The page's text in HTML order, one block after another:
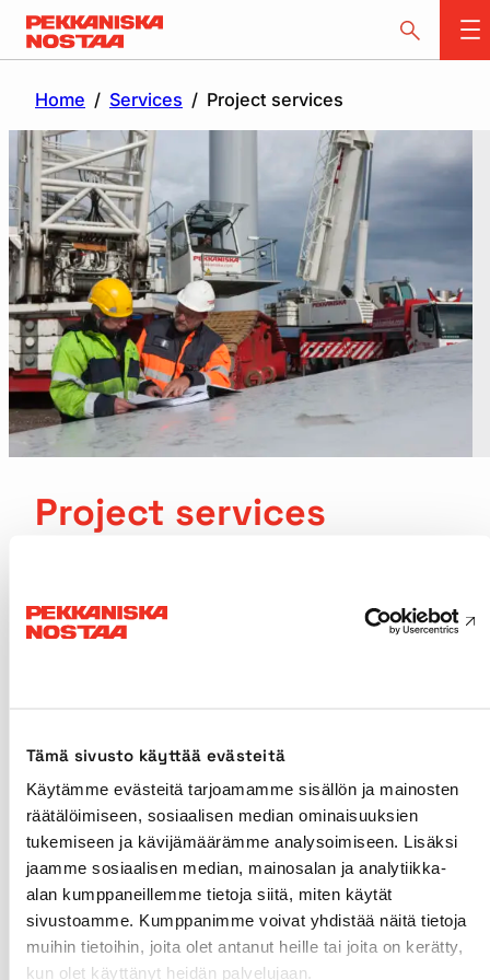
Tämä sivusto käyttää evästeitä
Käytämme evästeitä tarjoamamme sisällön ja mainosten
räätälöimiseen, sosiaalisen median ominaisuuksien
tukemiseen ja kävijämäärämme analysoimiseen. Lisäksi
jaamme sosiaalisen median, mainosalan ja analytiikka-
alan kumppaneillemme tietoja siitä, miten käytät
sivustoamme. Kumppanimme voivat yhdistää näitä tietoja
muihin tietoihin, joita olet antanut heille tai joita on kerätty,
kun olet käyttänyt heidän palvelujaan.
Home / Services / Project services
Project services
comprehensive lifting project which
includes transport logistics, lifting
Pekkaniska has extensive industry expertise on
steel, energy, paper, oil, mining and construction
sector projects – we have decades of experience
on providing project services for these sectors of
industry.